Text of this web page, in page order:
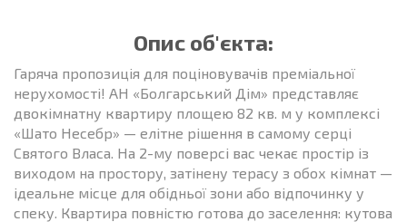
Опис об'єкта:
Гаряча пропозиція для поціновувачів преміальної
нерухомості! АН «Болгарський Дім» представляє
двокімнатну квартиру площею 82 кв. м у комплексі
«Шато Несебр» — елітне рішення в самому серці
Святого Власа. На 2-му поверсі вас чекає простір із
виходом на простору, затінену терасу з обох кімнат —
ідеальне місце для обідньої зони або відпочинку у
спеку. Квартира повністю готова до заселення: кутова